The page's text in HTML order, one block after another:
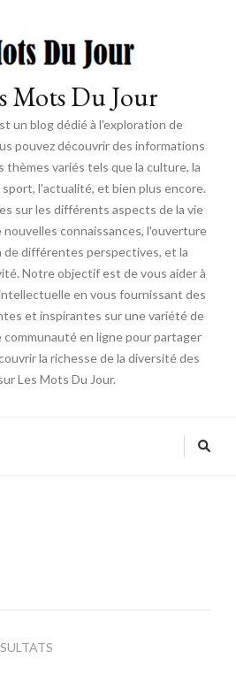
Mots Du Jour
un blog dédié à l'exploration de
pouvez découvrir des informations
thèmes variés tels que la culture, la
l'actualité, et bien plus encore.
sur les différents aspects de la vie
connaissances, l'ouverture
de différentes perspectives, et la
Notre objectif est de vous aider à
en vous fournissant des
et inspirantes sur une variété de
en ligne pour partager
la richesse de la diversité des
Les Mots Du Jour.